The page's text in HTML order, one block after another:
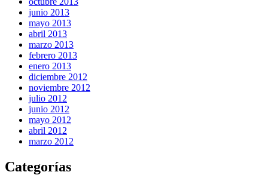
junio 2013
mayo 2013
abril 2013
marzo 2013
febrero 2013
enero 2013
diciembre 2012
noviembre 2012
julio 2012
junio 2012
mayo 2012
abril 2012
marzo 2012
Categorías